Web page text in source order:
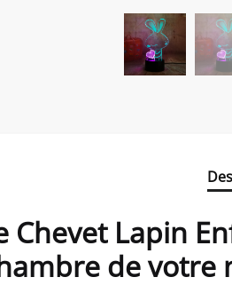
Chevet Lapin
de votre